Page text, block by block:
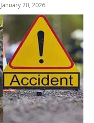
January 20, 2026